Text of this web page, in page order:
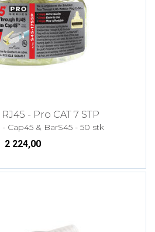
- Pro CAT 7 STP
Cap45 & BarS45 - 50 stk
2 224,00